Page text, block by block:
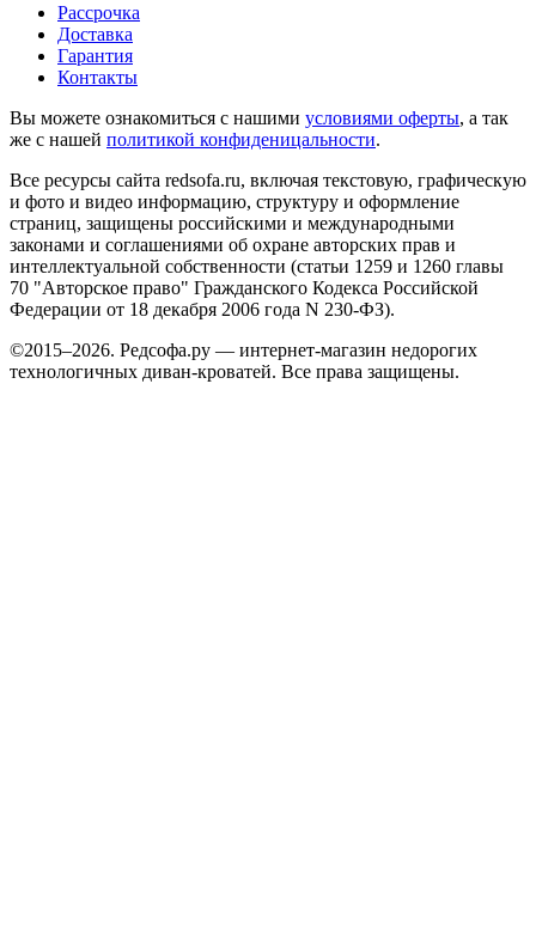
Рассрочка
Доставка
Гарантия
Контакты
Вы можете ознакомиться с нашими условиями оферты, а так
же с нашей политикой конфиденицальности.
Все ресурсы сайта redsofa.ru, включая текстовую, графическую
и фото и видео информацию, структуру и оформление
страниц, защищены российскими и международными
законами и соглашениями об охране авторских прав и
интеллектуальной собственности (статьи 1259 и 1260 главы
70 "Авторское право" Гражданского Кодекса Российской
Федерации от 18 декабря 2006 года N 230-ФЗ).
©2015–2026. Редсофа.ру — интернет-магазин недорогих
технологичных диван-кроватей. Все права защищены.